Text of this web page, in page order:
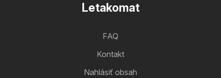
Letakomat
FAQ
Kontakt
Nahlásiť obsah